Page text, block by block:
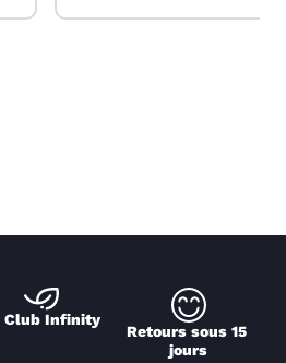
Club Infinity
Retours sous 15
jours